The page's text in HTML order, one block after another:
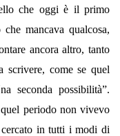
che oggi è il primo
mancava qualcosa,
ancora altro, tanto
scrivere, come se quel
seconda possibilità”.
periodo non vivevo
in tutti i modi di